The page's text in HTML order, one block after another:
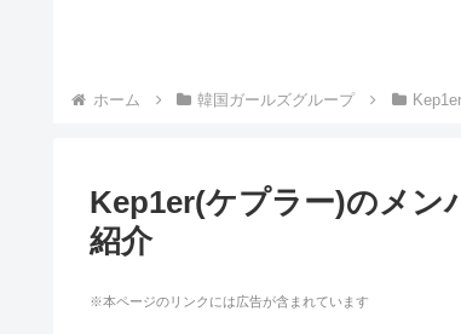
ホーム 韓国ガールズグループ Kep1er
Kep1er(ケプラー)のメン
紹介
※本ページのリンクには広告が含まれています